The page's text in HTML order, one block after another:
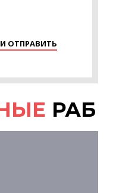
ОТПРАВИТЬ
РАБ